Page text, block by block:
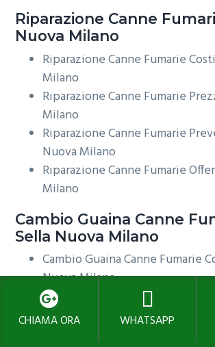
Riparazione Canne
Nuova Milano
Riparazione Canne Fumarie
Milano
Riparazione Canne Fumarie
Milano
Riparazione Canne Fumarie
Nuova Milano
Riparazione Canne Fumarie
Milano
Cambio Guaina Canne
Sella Nuova Milano
Cambio Guaina Canne Fumarie
Nuova Milano
Cambio Guaina Canne Fumarie
Nuova Milano
CHIAMA ORA WHATSAPP